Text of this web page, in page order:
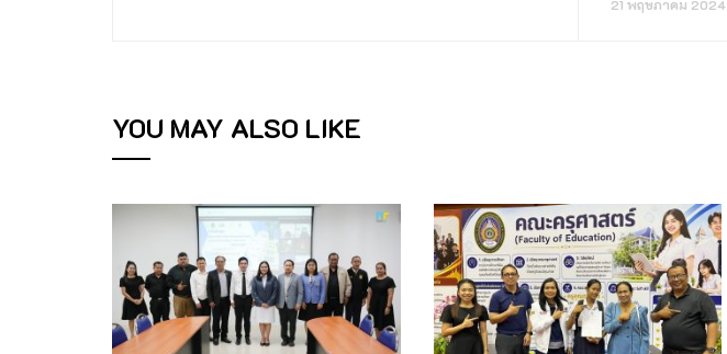
21 พฤษภาคม 2024
YOU MAY ALSO LIKE